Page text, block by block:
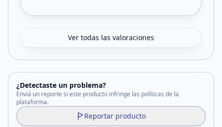
Ver todas las valoraciones
¿Detectaste un problema?
Enviá un reporte si este producto infringe las políticas de la
plataforma.
Reportar producto